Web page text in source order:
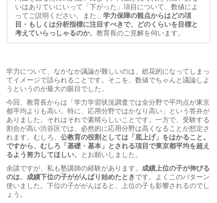
いはありていにいって「下がった」項目について、数値によ
ってご説明ください。また、学力保障の観点からはどの項
目・もしくは分析指標に注目すべきで、どのくらいを目標と
考えていらっしゃるのか、教育長のご見解を伺います。
学力について、なかなか議論が難しいのは、総花的になってしまっ
てイメージで語られることです。そこを、数値でちゃんと議論しよ
うというのが最大の眼目でした。
今回、教育長からは「学力学習状況調査では全分野で平均点が東京
都平均よりも高い。特に、応用分野ではかなり高い」という答弁が
ありました。それはそれで素晴らしいことです。一方で、受験する
割合が高い渋谷区では、必然的に応用分野は高くなることが想定さ
れます。むしろ、公教育の役割としては「底上げ」をはかること。
ですから、むしろ「基礎・基本」とされる項目で東京都平均を超え
るよう努力してほしい、 とお願いしました。
余談ですが、私も塾講師の経験があります。 成績上位の子が伸びる
のは、成績下位の子ががんばり始めたときです。よくこのパターン
使いました。下位の子ががんばると、上位の子も影響されるのでし
ょう。